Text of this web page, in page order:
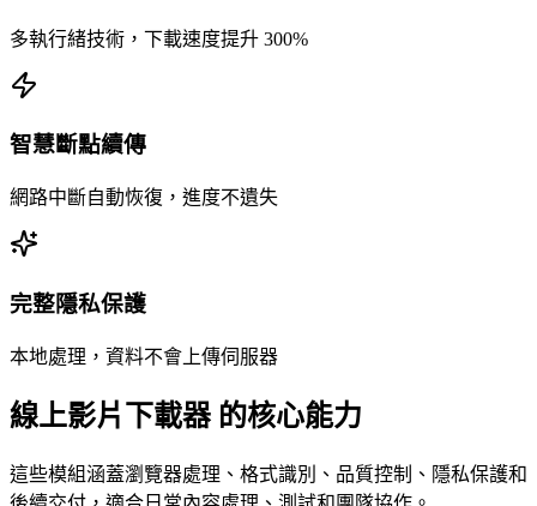
多執行緒技術，下載速度提升 300%
智慧斷點續傳
網路中斷自動恢復，進度不遺失
完整隱私保護
本地處理，資料不會上傳伺服器
線上影片下載器 的核心能力
這些模組涵蓋瀏覽器處理、格式識別、品質控制、隱私保護和